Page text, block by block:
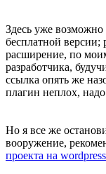
Здесь уже
бесплатной версии;
расширение, по
разработчика,
ссылка опять же
плагин неплох,
Но я все же
вооружение,
проекта на